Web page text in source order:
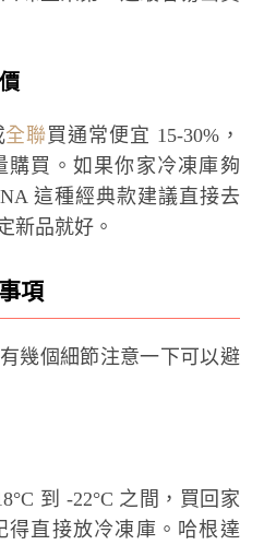
全聯買通常便宜 15-30%，
購買。如果你家冷凍庫夠
這種經典款建議直接去
新品就好。
項
幾個細節注意一下可以避
到 -22°C 之間，買回家
得直接放冷凍庫。哈根達